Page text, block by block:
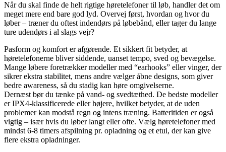
Når du skal finde de helt rigtige høretelefoner til løb, handler det om
meget mere end bare god lyd. Overvej først, hvordan og hvor du
løber – træner du oftest indendørs på løbebånd, eller tager du lange
ture udendørs i al slags vejr?
Pasform og komfort er afgørende. Et sikkert fit betyder, at
høretelefonerne bliver siddende, uanset tempo, sved og bevægelse.
Mange løbere foretrækker modeller med “earhooks” eller vinger, der
sikrer ekstra stabilitet, mens andre vælger åbne designs, som giver
bedre awareness, så du stadig kan høre omgivelserne.
Dernæst bør du tænke på vand- og svedtæthed. De bedste modeller
er IPX4-klassificerede eller højere, hvilket betyder, at de uden
problemer kan modstå regn og intens træning. Batteritiden er også
vigtig – især hvis du løber langt eller ofte. Vælg høretelefoner med
mindst 6-8 timers afspilning pr. opladning og et etui, der kan give
flere ekstra opladninger.